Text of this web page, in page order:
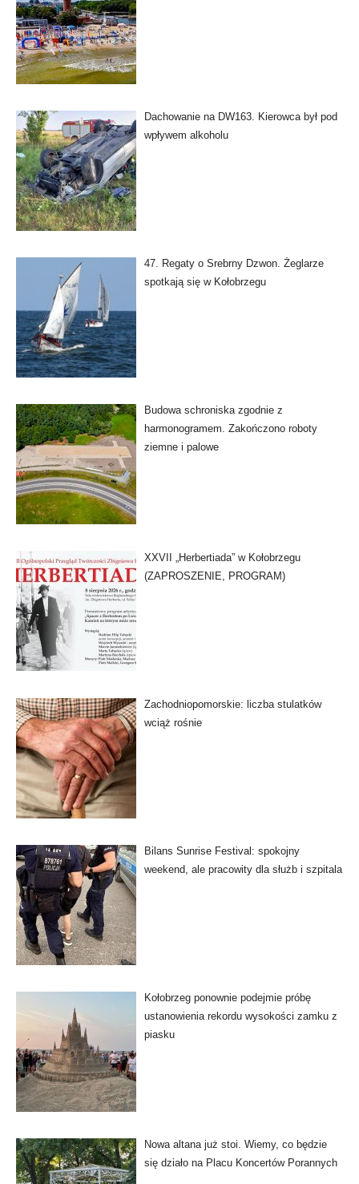
Dachowanie na DW163. Kierowca był pod
wpływem alkoholu
47. Regaty o Srebrny Dzwon. Żeglarze
spotkają się w Kołobrzegu
Budowa schroniska zgodnie z
harmonogramem. Zakończono roboty
ziemne i palowe
XXVII „Herbertiada” w Kołobrzegu
(ZAPROSZENIE, PROGRAM)
Zachodniopomorskie: liczba stulatków
wciąż rośnie
Bilans Sunrise Festival: spokojny
weekend, ale pracowity dla służb i szpitala
Kołobrzeg ponownie podejmie próbę
ustanowienia rekordu wysokości zamku z
piasku
Nowa altana już stoi. Wiemy, co będzie
się działo na Placu Koncertów Porannych